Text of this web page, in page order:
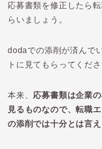
応募書類を修正したら
らいましょう。
dodaでの添削が済んで
トに見てもらってくださ
本来、 応募書類は企業
見るものなので、転職
の添削では十分とは言え